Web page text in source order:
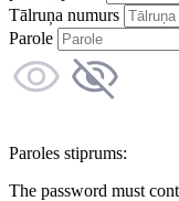
Tālruņa numurs
Parole
Paroles stiprums:
The password must